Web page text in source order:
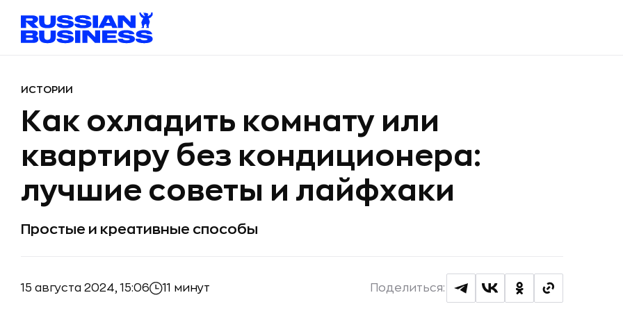
ИСТОРИИ
Как охладить комнату или
квартиру без кондиционера:
лучшие советы и лайфхаки
Простые и креативные способы
15 августа 2024, 15:06 11 минут Поделиться: